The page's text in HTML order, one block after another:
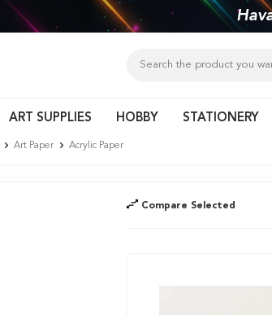
ART SUPPLIES HOBBY STATIONERY
Art Paper Acrylic Paper
Compare Selected